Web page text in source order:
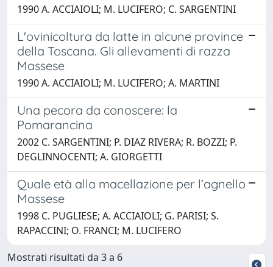
1990 A. ACCIAIOLI; M. LUCIFERO; C. SARGENTINI
L'ovinicoltura da latte in alcune province
della Toscana. Gli allevamenti di razza
Massese
1990 A. ACCIAIOLI; M. LUCIFERO; A. MARTINI
Una pecora da conoscere: la
Pomarancina
2002 C. SARGENTINI; P. DIAZ RIVERA; R. BOZZI; P.
DEGLINNOCENTI; A. GIORGETTI
Quale età alla macellazione per l’agnello
Massese
1998 C. PUGLIESE; A. ACCIAIOLI; G. PARISI; S.
RAPACCINI; O. FRANCI; M. LUCIFERO
Mostrati risultati da 3 a 6